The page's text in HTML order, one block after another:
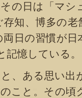
の日は「マシ
知、博多の老
日の習慣が日
憶している。
、ある思い出
こと。その頃